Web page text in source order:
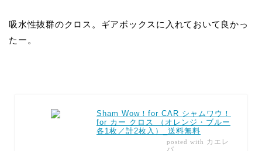
吸水性抜群のクロス。ギアボックスに入れておいて良かっ
たー。
Sham Wow！for CAR シャムワウ！
for カー クロス （オレンジ・ブルー
各1枚／計2枚入）_送料無料
posted with カエレ
バ